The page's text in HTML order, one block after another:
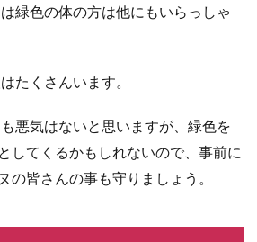
緑色の体の方は他にもいらっしゃ
たくさんいます。
悪気はないと思いますが、緑色を
してくるかもしれないので、事前に
の皆さんの事も守りましょう。